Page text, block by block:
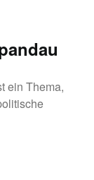
ein Thema,